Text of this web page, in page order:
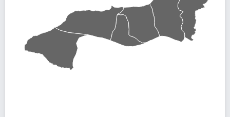
Numan Soyer Yalova Çınarcık belediye başkan adayı olarak AK
Parti ile 31 Mart 2019 yerel seçimlerinde yarışıyor. Numan Soyer
ile ilgili daha fazla bilgi için
Numan Soyer Haberleri
sayfamızı
ziyaret edin.